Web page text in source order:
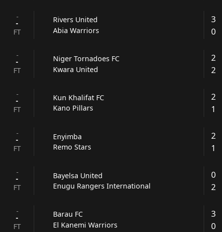
-
-
FT
Rivers United
Abia Warriors
3
0
-
-
FT
Niger Tornadoes FC
Kwara United
2
2
-
-
FT
Kun Khalifat FC
Kano Pillars
2
1
-
-
FT
Enyimba
Remo Stars
2
1
-
-
FT
Bayelsa United
Enugu Rangers International
0
2
-
-
FT
Barau FC
El Kanemi Warriors
3
0